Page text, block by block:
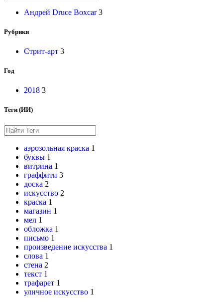
Андрей Druce Boxcar 3
Рубрики
Стрит-арт 3
Год
2018 3
Теги (ИИ)
аэрозольная краска 1
буквы 1
витрина 1
граффити 3
доска 2
искусство 2
краска 1
магазин 1
мел 1
обложка 1
письмо 1
произведение искусства 1
слова 1
стена 2
текст 1
трафарет 1
уличное искусство 1